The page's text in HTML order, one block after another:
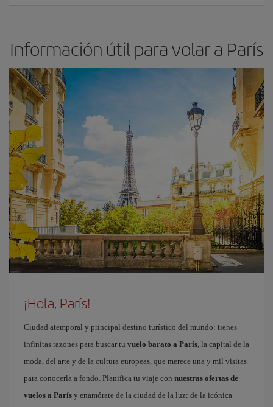
Información útil para volar a París
¡Hola, París!
Ciudad atemporal y principal destino turístico del mundo: tienes
infinitas razones para buscar tu vuelo barato a París, la capital de la
moda, del arte y de la cultura europeas, que merece una y mil visitas
para conocerla a fondo. Planifica tu viaje con nuestras ofertas de
vuelos a París y enamórate de la ciudad de la luz: de la icónica